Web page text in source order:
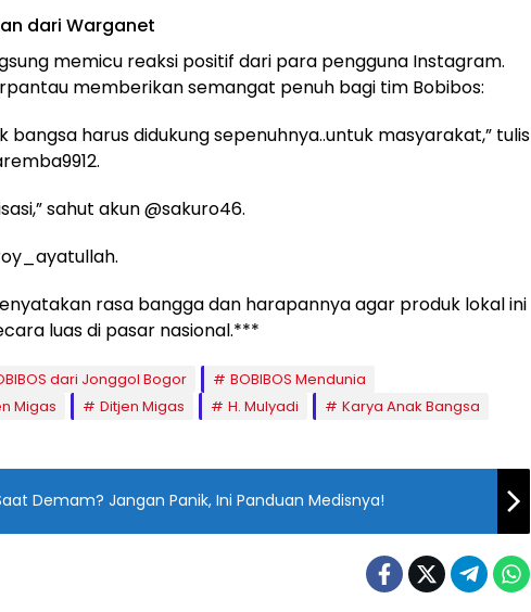
dari Warganet
memicu reaksi positif dari para pengguna Instagram.
memberikan semangat penuh bagi tim Bobibos:
bangsa harus didukung sepenuhnya..untuk masyarakat,” tulis
sahut akun @sakuro46.
rasa bangga dan harapannya agar produk lokal ini
luas di pasar nasional.***
dari Jonggol Bogor
BOBIBOS Mendunia
Migas
Ditjen Migas H. Mulyadi
Karya Anak Bangsa
Demam? Jangan Panik, Ini Panduan Medisnya!